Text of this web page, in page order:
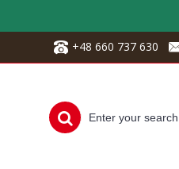
+48 660 737 630